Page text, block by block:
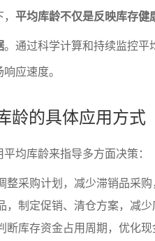
平均库龄不仅是反映库存健
。通过科学计算和持续监控
应速度。
龄的具体应用方式
均库龄来指导多方面决策：
采购计划，减少滞销品采购
制定促销、清仓方案，减少
库存资金占用周期，优化现